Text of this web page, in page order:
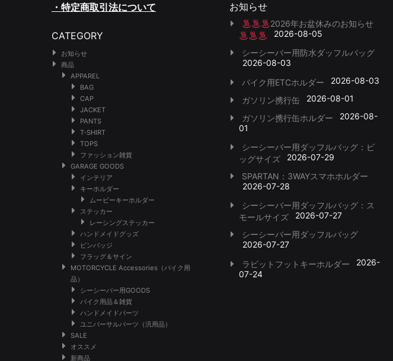
・特定商取引法について
CATEGORY
お知らせ
商品
APPAREL
BAG
CAP
JACKET
PANTS
T-SHIRT
TOPS
ファッション雑貨
GARAGE GOODS
インテリア
キーホルダー
ムービーキーホルダー
ステッカー
レーシングステッカー
ハンドメイドグッズ
ピンバッジ
フラッグ＆サイン
MOTORCYCLE Accessories（バイク用
品）
シーシーバー用GOODS
バイク用品＆雑貨
ハンドメイドパーツ
ユニバーサルパーツ（汎用品）
SALE
オススメ
新商品
お知らせ
2026年お盆休みのお知らせ
2026-08-05
シーシーバー用防水ダッフルバッグ
2026-08-03
バイク用ETCホルダー
2026-08-03
ガソリン携行缶
2026-08-01
ガソリン携行缶ホルダー
2026-08-
01
シーシーバー用ダッフルバッグ：ビ
ッグサイズ
2026-07-29
SPARTAN：3WAYスマホホルダー
2026-07-28
シーシーバー用ダッフルバッグ：ス
モールサイズ
2026-07-27
シーシーバー用ダッフルバッグ
2026-07-27
ラビットフットキーホルダー
2026-
07-24